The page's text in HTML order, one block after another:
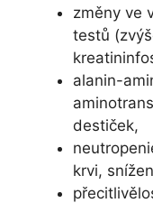
změny ve
testů
alanin-
destiček,
krvi,